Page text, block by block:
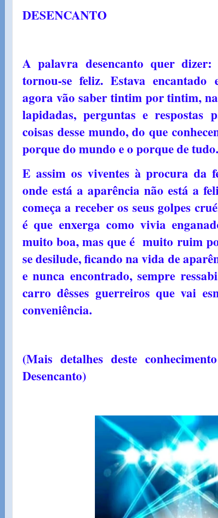
DESENCANTO
A palavra desencanto quer dizer:
tornou-se feliz. Estava
agora vão saber tintim por tintim,
lapidadas, perguntas e respostas
coisas desse mundo, do que
porque do mundo e o porque de
E assim os viventes à procura da
onde está a aparência não está a
começa a receber os seus golpes
é que enxerga como vivia
muito boa, mas que é muito ruim
se desilude, ficando na vida de
e nunca encontrado, sempre
carro dêsses guerreiros que vai
conveniência.
(Mais detalhes deste
Desencanto)